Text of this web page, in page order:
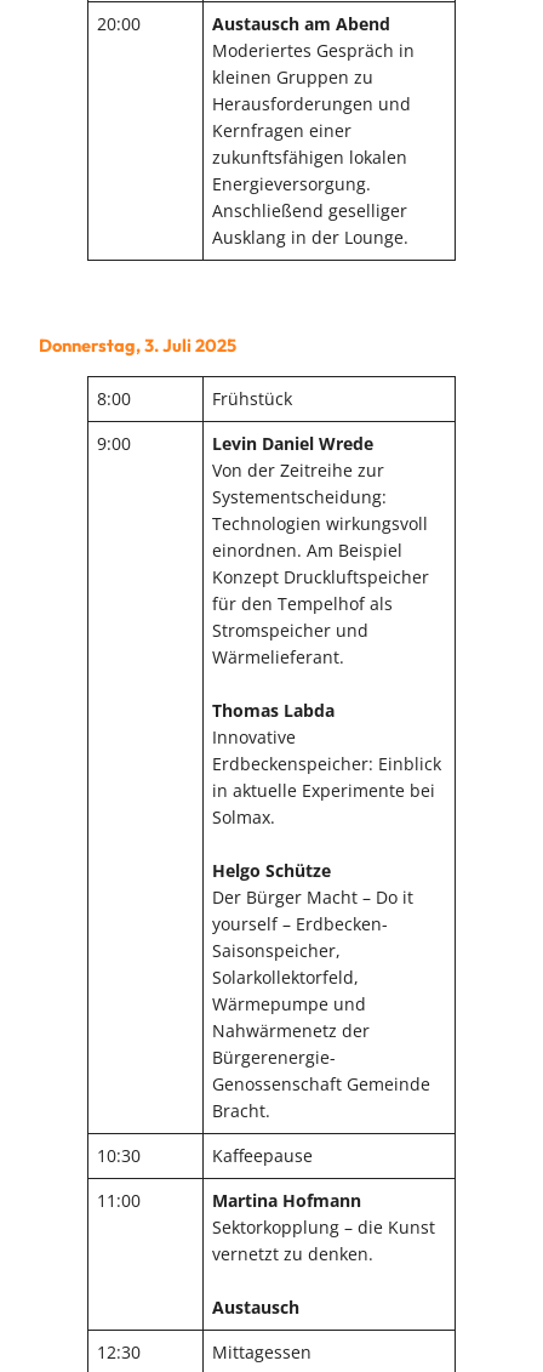
20:00
Austausch am Abend
Moderiertes Gespräch in
kleinen Gruppen zu
Herausforderungen und
Kernfragen einer
zukunftsfähigen lokalen
Energieversorgung.
Anschließend geselliger
Ausklang in der Lounge.
Donnerstag, 3. Juli 2025
8:00
Frühstück
9:00
Levin Daniel Wrede
Von der Zeitreihe zur
Systementscheidung:
Technologien wirkungsvoll
einordnen. Am Beispiel
Konzept Druckluftspeicher
für den Tempelhof als
Stromspeicher und
Wärmelieferant.
Thomas Labda
Innovative
Erdbeckenspeicher: Einblick
in aktuelle Experimente bei
Solmax.
Helgo Schütze
Der Bürger Macht – Do it
yourself – Erdbecken-
Saisonspeicher,
Solarkollektorfeld,
Wärmepumpe und
Nahwärmenetz der
Bürgerenergie-
Genossenschaft Gemeinde
Bracht.
10:30
Kaffeepause
11:00
Martina Hofmann
Sektorkopplung – die Kunst
vernetzt zu denken.
Austausch
12:30
Mittagessen